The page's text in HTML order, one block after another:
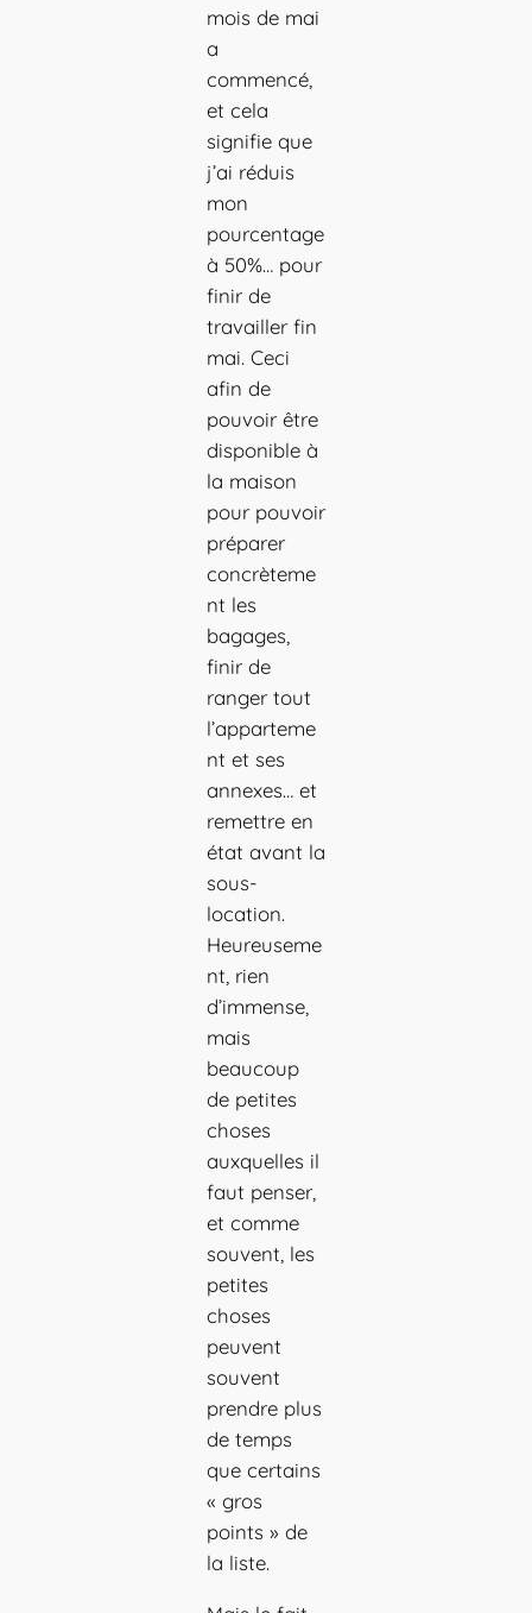
mois de mai
a
commencé,
et cela
signifie que
j’ai réduis
mon
pourcentage
à 50%… pour
finir de
travailler fin
mai. Ceci
afin de
pouvoir être
disponible à
la maison
pour pouvoir
préparer
concrèteme
nt les
bagages,
finir de
ranger tout
l’apparteme
nt et ses
annexes… et
remettre en
état avant la
sous-
location.
Heureuseme
nt, rien
d’immense,
mais
beaucoup
de petites
choses
auxquelles il
faut penser,
et comme
souvent, les
petites
choses
peuvent
souvent
prendre plus
de temps
que certains
« gros
points » de
la liste.